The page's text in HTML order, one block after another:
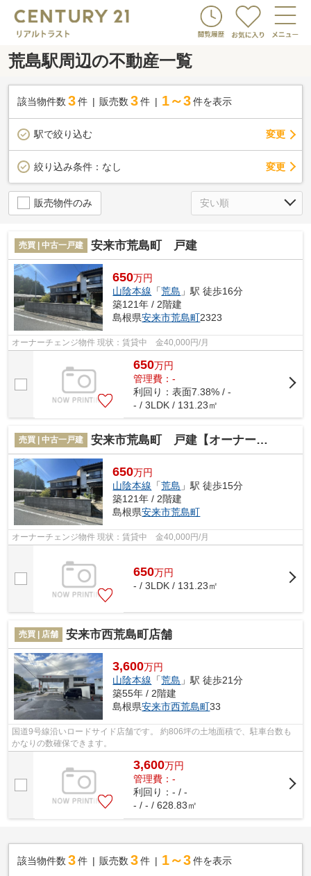
荒島駅周辺の不動産一覧
該当物件数 3件 販売数 3 件 1～3 件を表示
駅で絞り込む 変更
絞り込み条件： なし 変更
販売物件のみ
売買 | 中古一戸建 安来市荒島町 戸建
650万円
山陰本線 「荒島 」駅 徒歩16分
築121年 / 2階建
島根県安来市荒島町2323
オーナーチェンジ物件 現状：賃貸中 金40,000円/月
650万円
管理費：-
利回り：表面7.38% / -
- / 3LDK / 131.23㎡
売買 | 中古一戸建 安来市荒島町 戸建【オーナーチェンジ物件】
650万円
山陰本線 「荒島 」駅 徒歩15分
築121年 / 2階建
島根県安来市荒島町
オーナーチェンジ物件 現状：賃貸中 金40,000円/月
650万円
- / 3LDK / 131.23㎡
売買 | 店舗 安来市西荒島町店舗
3,600万円
山陰本線 「荒島 」駅 徒歩21分
築55年 / 2階建
島根県安来市西荒島町33
国道9号線沿いロードサイド店舗です。 約806坪の土地面積で、駐車台数も
かなりの数確保できます。
3,600万円
管理費：-
利回り：- / -
- / - / 628.83㎡
該当物件数 3件 販売数 3 件 1～3 件を表示